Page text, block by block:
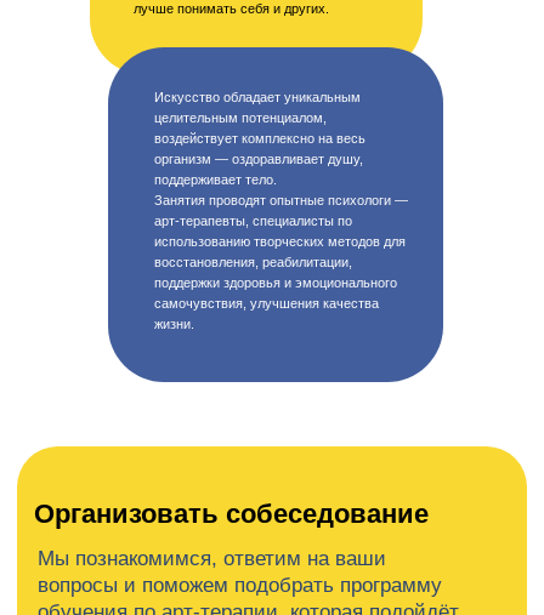
лучше понимать себя и других.
Искусство обладает уникальным
целительным потенциалом,
воздействует комплексно на весь
организм — оздоравливает душу,
поддерживает тело.
Занятия проводят опытные психологи —
арт-терапевты, специалисты по
использованию творческих методов для
восстановления, реабилитации,
поддержки здоровья и эмоционального
самочувствия, улучшения качества
жизни.
Я согласен(на) на обработку персональных
данных в соответствии с политикой
Организовать собеседование
Мы познакомимся, ответим на ваши
вопросы и поможем подобрать программу
обучения по арт-терапии, которая подойдёт
Людмила Азарова, руководитель
подробности по организации и
содержанию обучения, ответит на
ваши вопросы и поможет подобрать